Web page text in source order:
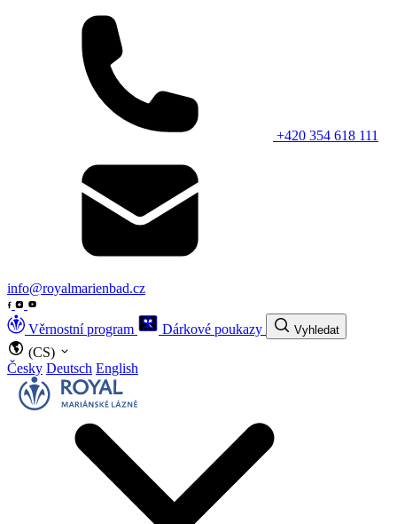
+420 354 618 111
info@royalmarienbad.cz
Věrnostní program Dárkové poukazy Vyhledat
(CS)
Česky Deutsch English